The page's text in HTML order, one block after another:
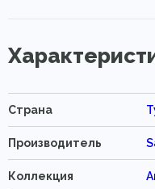
Страна
Производитель
Коллекция